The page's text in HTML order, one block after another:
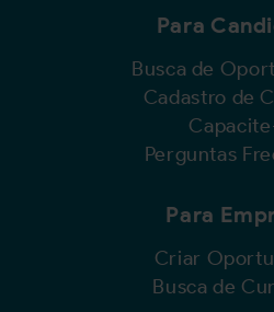
Para
Busca de
Cadastro de
Perguntas
Para
Criar
Busca de